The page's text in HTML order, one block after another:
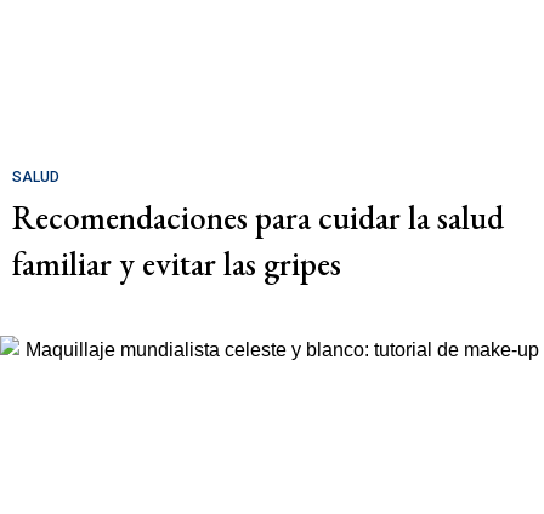
SALUD
Recomendaciones para cuidar la salud
familiar y evitar las gripes